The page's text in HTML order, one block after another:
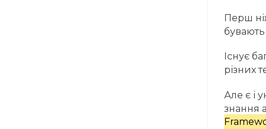
Перш
бувають
Існує
різних
Але є і
знання